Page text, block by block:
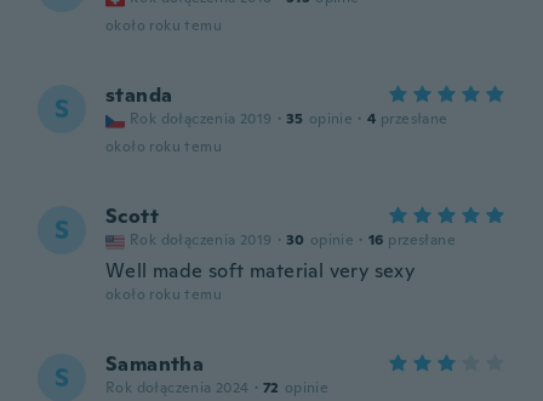
około roku temu
S standa
Rok dołączenia 2019 · 35 opinie · 4 przesłane
około roku temu
S Scott
Rok dołączenia 2019 · 30 opinie · 16 przesłane
Well made soft material very sexy
około roku temu
S Samantha
Rok dołączenia 2024 · 72 opinie